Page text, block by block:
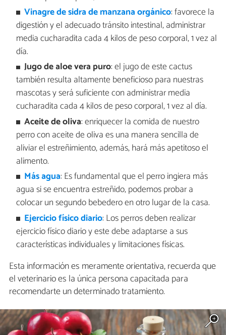
Vinagre de sidra de manzana orgánico: favorece la
digestión y el adecuado tránsito intestinal, administrar
media cucharadita cada 4 kilos de peso corporal, 1 vez al
día.
Jugo de aloe vera puro: el jugo de este cactus
también resulta altamente beneficioso para nuestras
mascotas y será suficiente con administrar media
cucharadita cada 4 kilos de peso corporal, 1 vez al día.
Aceite de oliva: enriquecer la comida de nuestro
perro con aceite de oliva es una manera sencilla de
aliviar el estreñimiento, además, hará más apetitoso el
alimento.
Más agua: Es fundamental que el perro ingiera más
agua si se encuentra estreñido, podemos probar a
colocar un segundo bebedero en otro lugar de la casa.
Ejercicio físico diario: Los perros deben realizar
ejercicio físico diario y este debe adaptarse a sus
características individuales y limitaciones físicas.
Esta información es meramente orientativa, recuerda que
el veterinario es la única persona capacitada para
recomendarte un determinado tratamiento.